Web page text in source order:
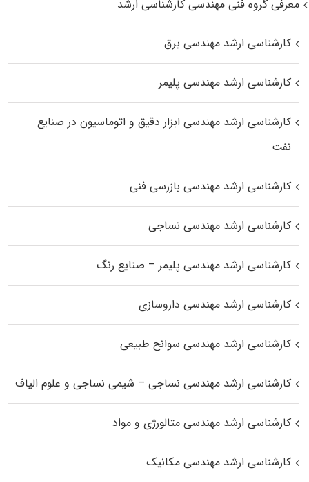
معرفی گروه فنی مهندسی کارشناسی ارشد
کارشناسی ارشد مهندسی برق
کارشناسی ارشد مهندسی پلیمر
کارشناسی ارشد مهندسی ابزار دقیق و اتوماسیون در صنایع
نفت
کارشناسی ارشد مهندسی بازرسی فنی
کارشناسی ارشد مهندسی نساجی
کارشناسی ارشد مهندسی پلیمر – صنایع رنگ
کارشناسی ارشد مهندسی داروسازی
کارشناسی ارشد مهندسی سوانح طبیعی
کارشناسی ارشد مهندسی نساجی – شیمی نساجی و علوم الیاف
کارشناسی ارشد مهندسی متالورژی و مواد
کارشناسی ارشد مهندسی مکانیک